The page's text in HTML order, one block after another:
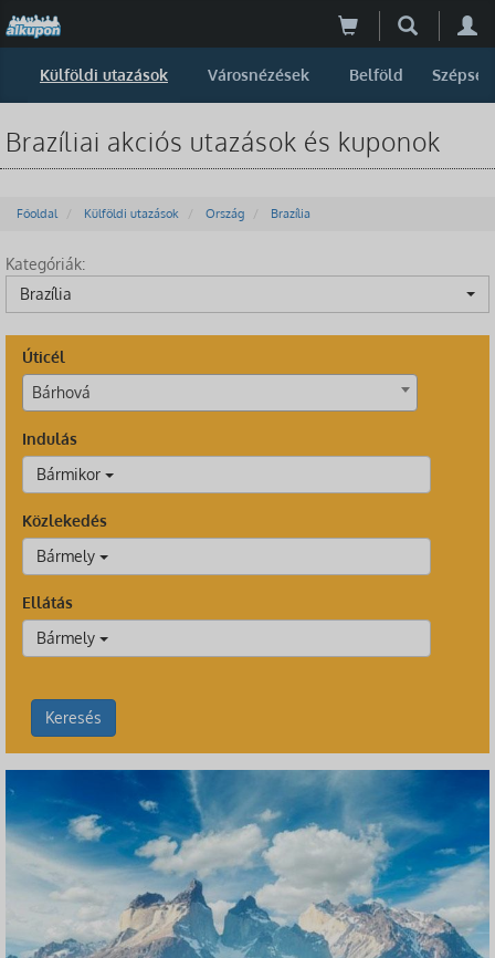
Külföldi utazások Városnézések Belföld Szépség
Brazíliai akciós utazások és kuponok
Főoldal Külföldi utazások Ország Brazília
Kategóriák:
Brazília
Úticél
Bárhová
Indulás
Bármikor
Közlekedés
Bármely
Ellátás
Bármely
Keresés